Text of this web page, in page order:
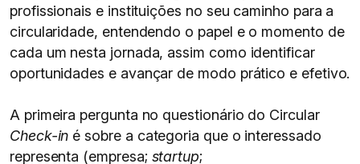
profissionais e instituições no seu caminho para a
circularidade, entendendo o papel e o momento de
cada um nesta jornada, assim como identificar
oportunidades e avançar de modo prático e efetivo.
A primeira pergunta no questionário do Circular
Check-in é sobre a categoria que o interessado
representa (empresa; startup;